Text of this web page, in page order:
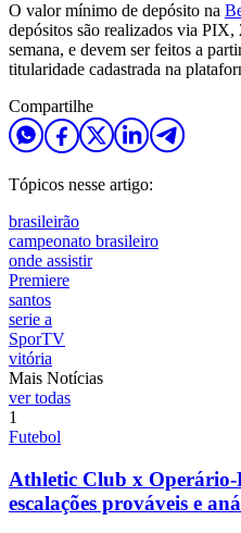
O valor mínimo de depósito na
depósitos são realizados via
semana, e devem ser feitos a
titularidade cadastrada na
Compartilhe
Tópicos nesse artigo:
brasileirão
campeonato brasileiro
onde assistir
Premiere
santos
serie a
SporTV
vitória
Mais Notícias
ver todas
1
Futebol
Athletic Club x Operário-
escalações prováveis e